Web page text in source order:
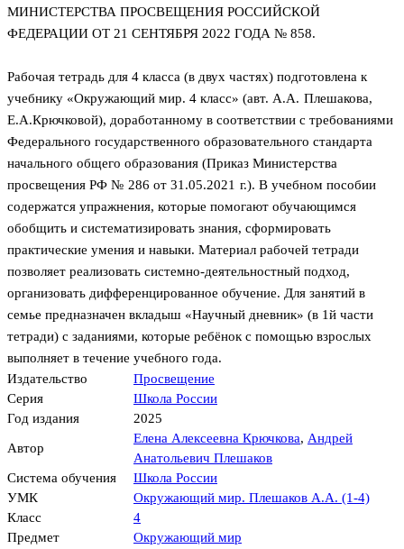
МИНИСТЕРСТВА ПРОСВЕЩЕНИЯ РОССИЙСКОЙ
ФЕДЕРАЦИИ ОТ 21 СЕНТЯБРЯ 2022 ГОДА № 858.
Рабочая тетрадь для 4 класса (в двух частях) подготовлена к
учебнику «Окружающий мир. 4 класс» (авт. А.А. Плешакова,
Е.А.Крючковой), доработанному в соответствии с требованиями
Федерального государственного образовательного стандарта
начального общего образования (Приказ Министерства
просвещения РФ № 286 от 31.05.2021 г.). В учебном пособии
содержатся упражнения, которые помогают обучающимся
обобщить и систематизировать знания, сформировать
практические умения и навыки. Материал рабочей тетради
позволяет реализовать системно-деятельностный подход,
организовать дифференцированное обучение. Для занятий в
семье предназначен вкладыш «Научный дневник» (в 1й части
тетради) с заданиями, которые ребёнок с помощью взрослых
выполняет в течение учебного года.
Издательство
Просвещение
Серия
Школа России
Год издания
2025
Автор
Елена Алексеевна Крючкова, Андрей
Анатольевич Плешаков
Система обучения
Школа России
УМК
Окружающий мир. Плешаков А.А. (1-4)
Класс
4
Предмет
Окружающий мир